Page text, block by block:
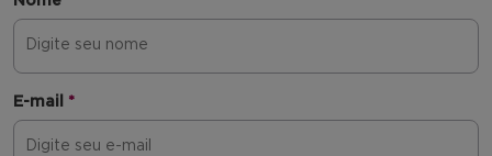
E-mail *